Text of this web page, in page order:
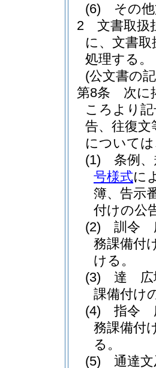
(6)
その
2
文書取扱
に、文書
処理する。
(公文書の
第8条
次に
ころより
告、往復
について
(1)
条例
号様式に
簿、告示
付けの公
(2)
訓令
務課備付
ける。
(3)
達 広
課備付け
(4)
指令
務課備付
る。
(5)
通達